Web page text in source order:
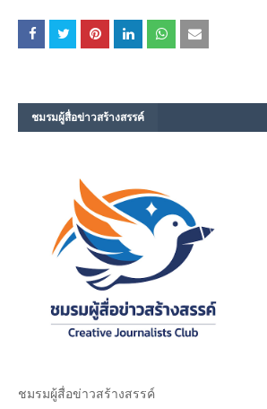
ชมรม​ผู้สื่อข่าวสร้างสรรค์​
ชมรม​ผู้สื่อข่าวสร้างสรรค์​